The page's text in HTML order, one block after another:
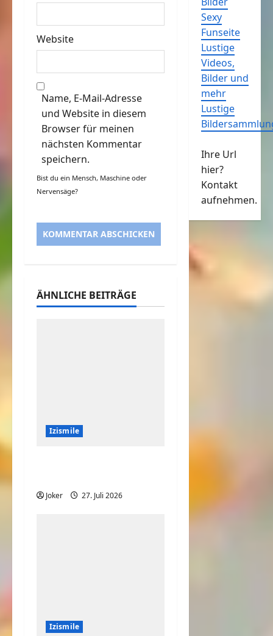
Website
Name, E-Mail-Adresse
und Website in diesem
Browser für meinen
nächsten Kommentar
speichern.
Bist du ein Mensch, Maschine oder
Nervensäge?
ÄHNLICHE BEITRÄGE
Izismile
Joker 27. Juli 2026
Izismile
Sexy
Funseite
Lustige
Videos,
Bilder und
mehr
Lustige
Ihre Url
hier?
Kontakt
aufnehmen.